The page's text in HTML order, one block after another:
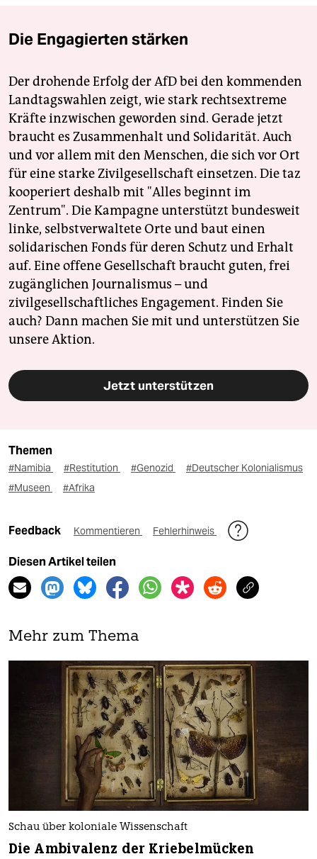
Die Engagierten stärken
Der drohende Erfolg der AfD bei den kommenden
Landtagswahlen zeigt, wie stark rechtsextreme
Kräfte inzwischen geworden sind. Gerade jetzt
braucht es Zusammenhalt und Solidarität. Auch
und vor allem mit den Menschen, die sich vor Ort
für eine starke Zivilgesellschaft einsetzen. Die taz
kooperiert deshalb mit "Alles beginnt im
Zentrum". Die Kampagne unterstützt bundesweit
linke, selbstverwaltete Orte und baut einen
solidarischen Fonds für deren Schutz und Erhalt
auf. Eine offene Gesellschaft braucht guten, frei
zugänglichen Journalismus – und
zivilgesellschaftliches Engagement. Finden Sie
auch? Dann machen Sie mit und unterstützen Sie
unsere Aktion.
Jetzt unterstützen
Themen
#Namibia #Restitution #Genozid
#Deutscher Kolonialismus
#Museen
#Afrika
Feedback Kommentieren Fehlerhinweis
Diesen Artikel teilen
Mehr zum Thema
Schau über koloniale Wissenschaft
Die Ambivalenz der Kriebelmücken